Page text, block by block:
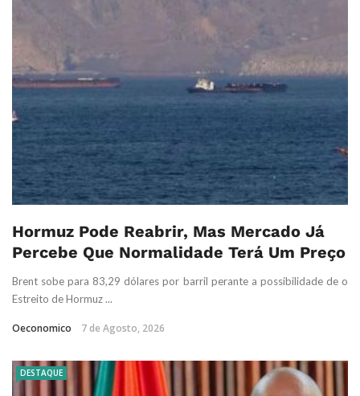
Hormuz Pode Reabrir, Mas Mercado Já
Percebe Que Normalidade Terá Um Preço
Brent sobe para 83,29 dólares por barril perante a possibilidade de o
Estreito de Hormuz ...
Oeconomico 7 de Agosto, 2026
DESTAQUE